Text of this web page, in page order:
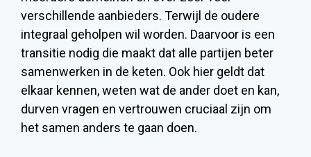
verschillende aanbieders. Terwijl de oudere
integraal geholpen wil worden. Daarvoor is een
transitie nodig die maakt dat alle partijen beter
samenwerken in de keten. Ook hier geldt dat
elkaar kennen, weten wat de ander doet en kan,
durven vragen en vertrouwen cruciaal zijn om
het samen anders te gaan doen.